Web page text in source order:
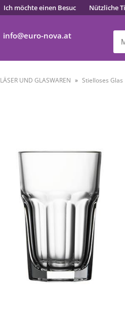
Ich möchte einen Besuc Nützliche
info euro-nova.at
UND GLASWAREN Stielloses Glas